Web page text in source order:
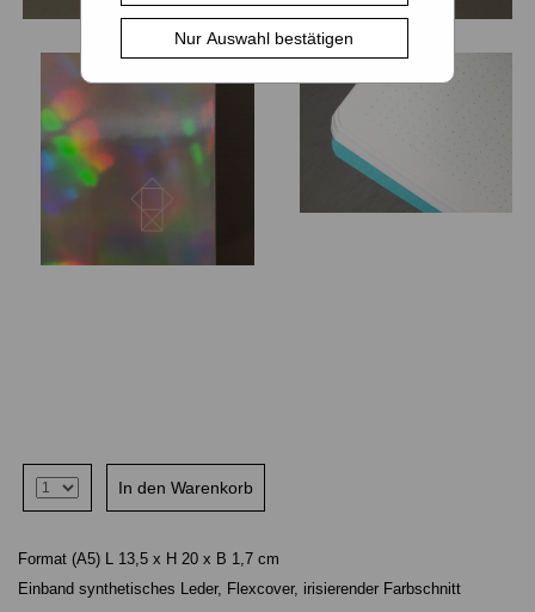
Nur Auswahl bestätigen
Format (A5) L 13,5 x H 20 x B 1,7 cm
Einband synthetisches Leder, Flexcover, irisierender Farbschnitt